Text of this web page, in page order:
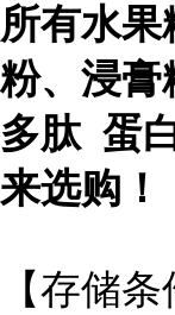
所有水
粉、浸膏
多肽 蛋
来选购！
【存储